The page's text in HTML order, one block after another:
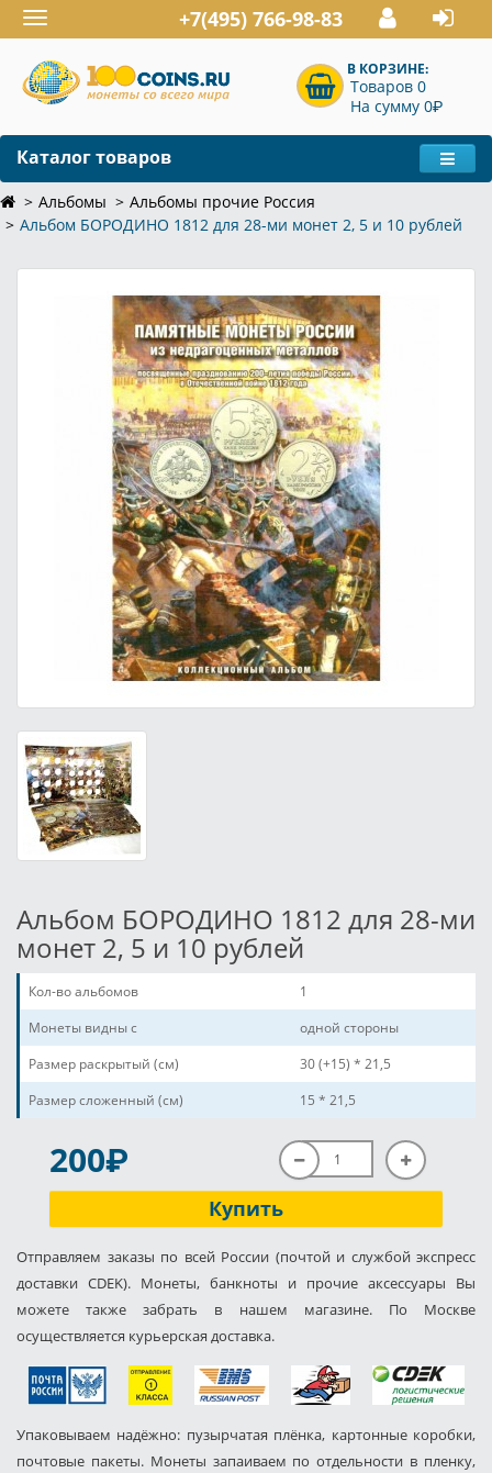
Toggle
navigation
+7(495) 766-98-83
В КОРЗИНЕ:
Товаров 0
На сумму 0P
Каталог товаров
Альбомы
Альбомы прочие Россия
Альбом БОРОДИНО 1812 для 28-ми монет 2, 5 и 10 рублей
Альбом БОРОДИНО 1812 для 28-ми
монет 2, 5 и 10 рублей
Кол-во альбомов
1
Монеты видны с
одной стороны
Размер раскрытый (см)
30 (+15) * 21,5
Размер сложенный (см)
15 * 21,5
200P
Купить
Отправляем заказы по всей России (почтой и службой экспресс
доставки CDEK). Монеты, банкноты и прочие аксессуары Вы
можете также забрать в нашем магазине. По Москве
осуществляется курьерская доставка.
Упаковываем надёжно: пузырчатая плёнка, картонные коробки,
почтовые пакеты. Монеты запаиваем по отдельности в пленку,